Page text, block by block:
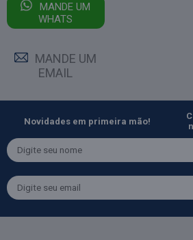
MANDE UM
WHATS
MANDE UM
EMAIL
Novidades em primeira mão!